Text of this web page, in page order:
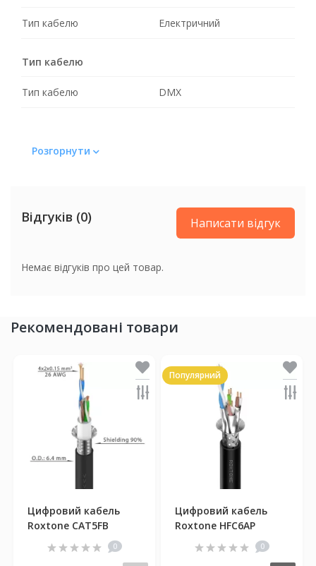
Тип кабелю Електричний
Тип кабелю
Тип кабелю DMX
Розгорнути
Відгуків (0) Написати відгук
Немає відгуків про цей товар.
Рекомендовані товари
Цифровий кабель
Roxtone CAT5FB
0
Популярний
Цифровий кабель
Roxtone HFC6AP
0